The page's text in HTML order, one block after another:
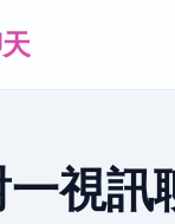
視訊